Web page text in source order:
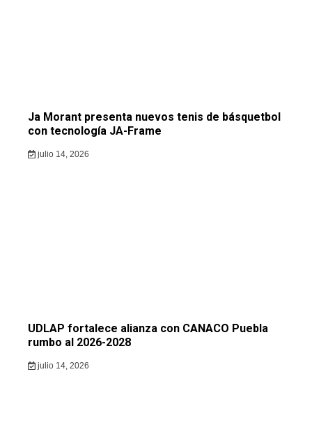
Ja Morant presenta nuevos tenis de básquetbol
con tecnología JA-Frame
julio 14, 2026
UDLAP fortalece alianza con CANACO Puebla
rumbo al 2026-2028
julio 14, 2026